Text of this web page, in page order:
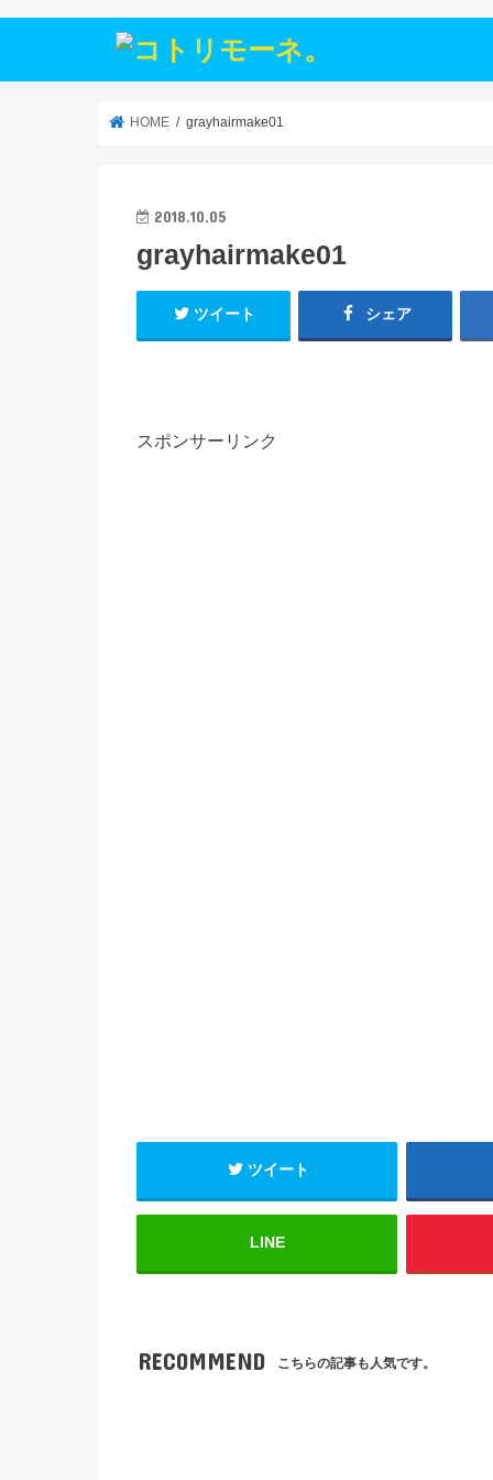
HOME grayhairmake01
2018.10.05
grayhairmake01
ツイート シェア
スポンサーリンク
ツイート
LINE
RECOMMEND こちらの記事も人気です。